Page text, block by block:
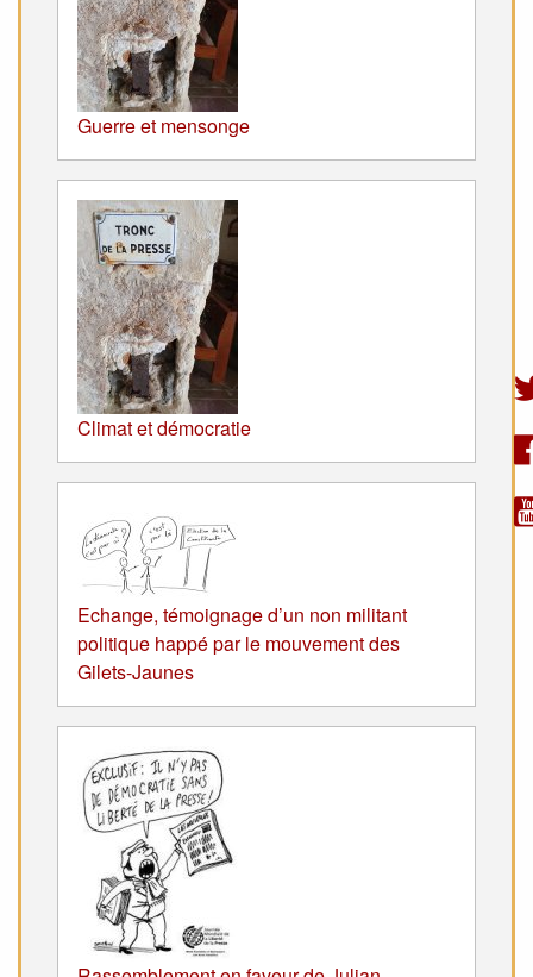
Guerre et mensonge
Climat et démocratie
Echange, témoignage d’un non militant
politique happé par le mouvement des
Gilets-Jaunes